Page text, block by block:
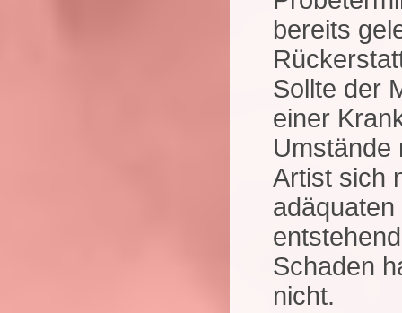
bereits
Sollte der
einer
Umstände
Artist sich
Schaden
nicht.